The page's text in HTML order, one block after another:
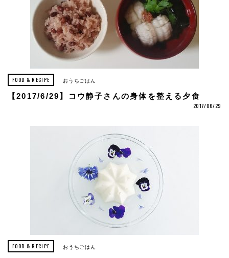
FOOD & RECIPE おうちごはん
【2017/6/29】コウ静子さんの身体を整える夕食
2017/06/29
FOOD & RECIPE おうちごはん